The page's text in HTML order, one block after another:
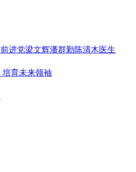
进党梁文辉潘群勤陈清木医生
育未来领袖